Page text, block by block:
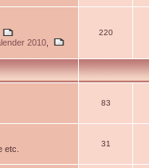
2010
220
83
etc.
31